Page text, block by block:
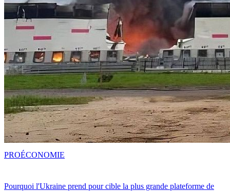
Pourquoi l'Ukraine prend pour cible la plus grande plateforme de
PROÉCONOMIE